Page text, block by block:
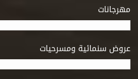
مهرجانات
عروض سنمائية ومسرحيات